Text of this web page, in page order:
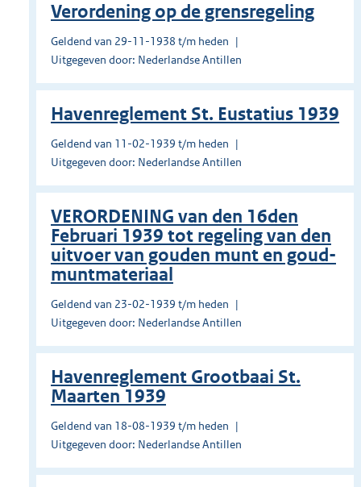
Verordening op de grensregeling
Geldend van 29-11-1938 t/m heden
Uitgegeven door: Nederlandse Antillen
Havenreglement St. Eustatius 1939
Geldend van 11-02-1939 t/m heden
Uitgegeven door: Nederlandse Antillen
VERORDENING van den 16den
Februari 1939 tot regeling van den
uitvoer van gouden munt en goud-
muntmateriaal
Geldend van 23-02-1939 t/m heden
Uitgegeven door: Nederlandse Antillen
Havenreglement Grootbaai St.
Maarten 1939
Geldend van 18-08-1939 t/m heden
Uitgegeven door: Nederlandse Antillen